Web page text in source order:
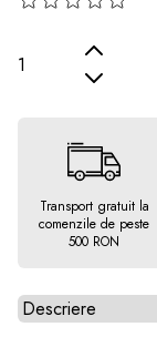
Transport gratuit la
comenzile de peste
500 RON
Alegeti tab